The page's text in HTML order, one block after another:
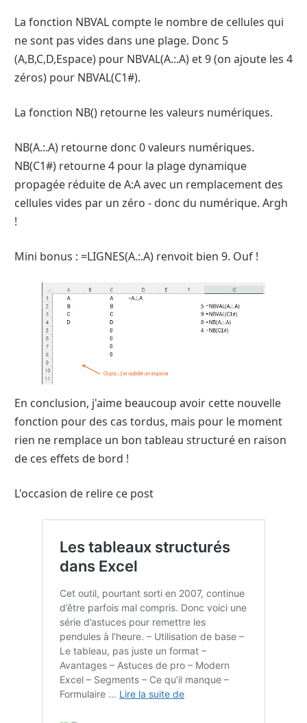
La fonction NBVAL compte le nombre de cellules qui
ne sont pas vides dans une plage. Donc 5
(A,B,C,D,Espace) pour NBVAL(A.:.A) et 9 (on ajoute les 4
zéros) pour NBVAL(C1#).
La fonction NB() retourne les valeurs numériques.
NB(A.:.A) retourne donc 0 valeurs numériques.
NB(C1#) retourne 4 pour la plage dynamique
propagée réduite de A:A avec un remplacement des
cellules vides par un zéro - donc du numérique. Argh
!
Mini bonus : =LIGNES(A.:.A) renvoit bien 9. Ouf !
En conclusion, j'aime beaucoup avoir cette nouvelle
fonction pour des cas tordus, mais pour le moment
rien ne remplace un bon tableau structuré en raison
de ces effets de bord !
L'occasion de relire ce post